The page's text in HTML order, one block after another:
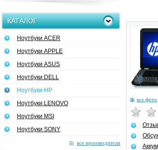
КАТАЛОГ
Ноутбуки ACER
Ноутбуки APPLE
Ноутбуки ASUS
Ноутбуки DELL
Ноутбуки HP
Ноутбуки LENOVO
Ноутбуки MSI
Ноутбуки SONY
все производители
все фото